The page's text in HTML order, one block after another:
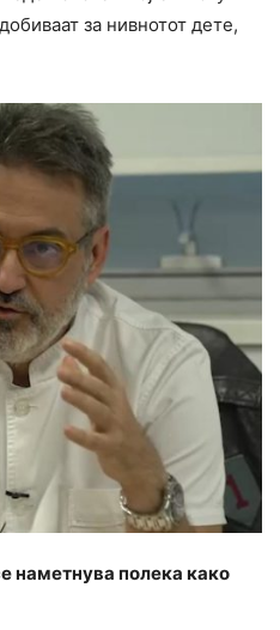
за нивнотот дете,
наметнува полека како